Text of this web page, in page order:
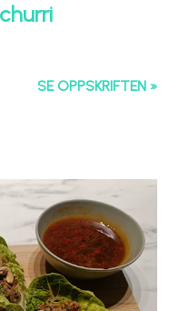
SE OPPSKRIFTEN »